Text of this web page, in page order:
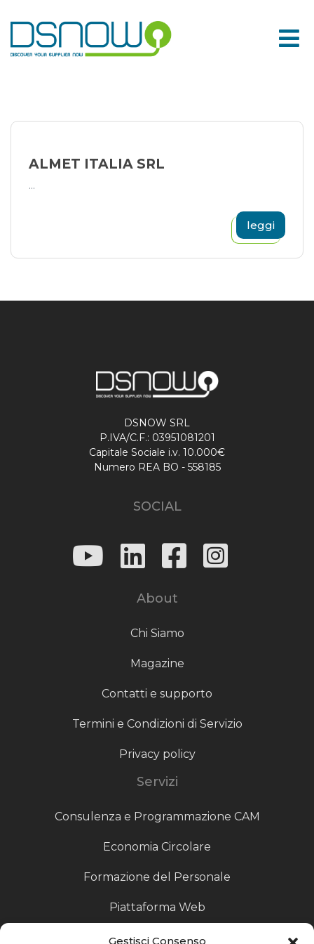
Gestisci Consenso
to
content
ALMET ITALIA SRL
...
leggi
DSNOW SRL
P.IVA/C.F.: 03951081201
Capitale Sociale i.v. 10.000€
Numero REA BO - 558185
SOCIAL
About
Chi Siamo
Magazine
Contatti e supporto
Termini e Condizioni di Servizio
Privacy policy
Servizi
Consulenza e Programmazione CAM
Economia Circolare
Formazione del Personale
Piattaforma Web
Scouting fornitori